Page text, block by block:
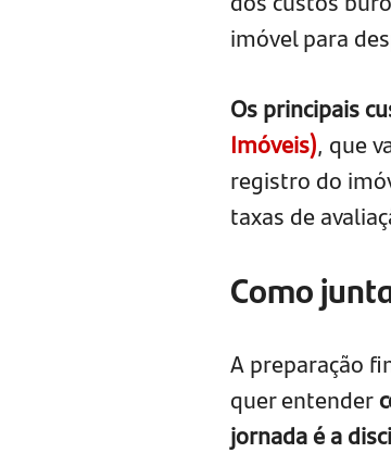
imóvel para
Os principais
Imóveis), que
registro do
taxas de
Como
A preparação
quer entender
jornada é a